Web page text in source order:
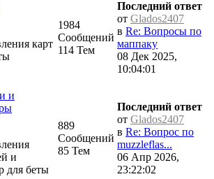
карт
1984
Сообщений
114 Тем
Последний ответ
от Glados2407
в Re: Вопросы по
маппаку
08 Дек 2025,
10:04:01
и
и
для беты
889
Сообщений
85 Тем
Последний ответ
от Glados2407
в Re: Вопрос по
muzzleflas...
06 Апр 2026,
23:22:02